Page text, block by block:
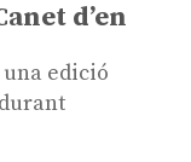
d’en
una edició
durant